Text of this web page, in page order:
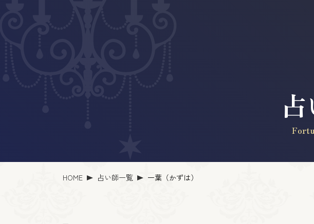
HOME 占い師一覧 一葉（かずは）